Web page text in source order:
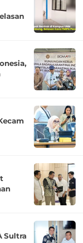
Sultra